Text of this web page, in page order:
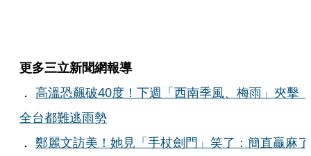
更多三立新聞網報導
． 高溫恐飆破40度！下週「西南季風、梅雨」夾擊
全台都難逃雨勢
． 鄭麗文訪美！她見「手杖劍門」笑了：簡直贏麻了